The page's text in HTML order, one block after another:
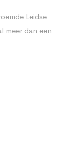
Leidse
meer dan een